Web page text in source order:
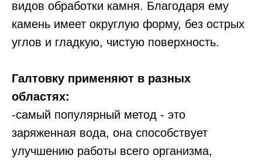
видов обработки камня. Благодаря ему
камень имеет округлую форму, без острых
углов и гладкую, чистую поверхность.
Галтовку применяют в разных
областях:
-самый популярный метод - это
заряженная вода, она способствует
улучшению работы всего организма,